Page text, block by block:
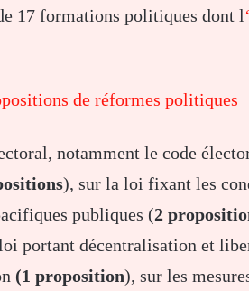
17 formations politiques dont l
de réformes politiques
notamment le code
), sur la loi fixant les
publiques (2
portant décentralisation et
(1 proposition), sur les